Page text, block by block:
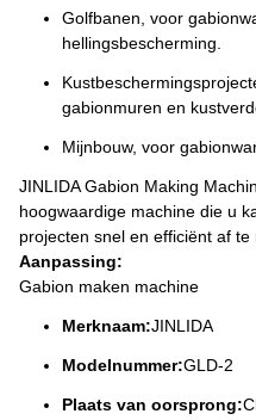
Golfbanen, voor
hellingsbescherming.
gabionmuren en
Mijnbouw, voor
JINLIDA Gabion Making
hoogwaardige machine die u
projecten snel en efficiënt af te
Aanpassing:
Gabion maken machine
Merknaam:JINLIDA
Modelnummer:GLD-2
Plaats van oorsprong: